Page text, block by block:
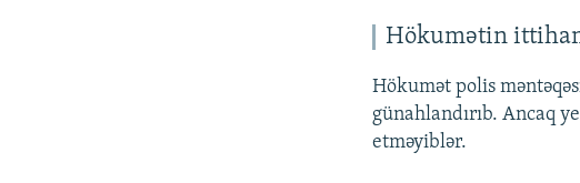
Hökumətin
Hökumət polis
günahlandırıb. Ancaq
etməyiblər.